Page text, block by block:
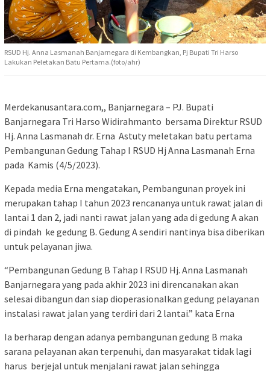
RSUD Hj. Anna Lasmanah Banjarnegara di Kembangkan, Pj Bupati Tri Harso
Lakukan Peletakan Batu Pertama.(foto/ahr)
Merdekanusantara.com,, Banjarnegara – PJ. Bupati
Banjarnegara Tri Harso Widirahmanto bersama Direktur RSUD
Hj. Anna Lasmanah dr. Erna Astuty meletakan batu pertama
Pembangunan Gedung Tahap I RSUD Hj Anna Lasmanah Erna
pada Kamis (4/5/2023).
Kepada media Erna mengatakan, Pembangunan proyek ini
merupakan tahap I tahun 2023 rencananya untuk rawat jalan di
lantai 1 dan 2, jadi nanti rawat jalan yang ada di gedung A akan
di pindah ke gedung B. Gedung A sendiri nantinya bisa diberikan
untuk pelayanan jiwa.
“Pembangunan Gedung B Tahap I RSUD Hj. Anna Lasmanah
Banjarnegara yang pada akhir 2023 ini direncanakan akan
selesai dibangun dan siap dioperasionalkan gedung pelayanan
instalasi rawat jalan yang terdiri dari 2 lantai.” kata Erna
Ia berharap dengan adanya pembangunan gedung B maka
sarana pelayanan akan terpenuhi, dan masyarakat tidak lagi
harus berjejal untuk menjalani rawat jalan sehingga